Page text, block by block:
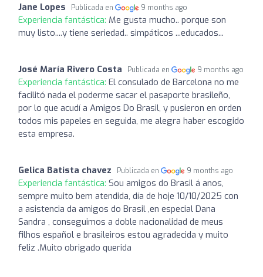
Jane Lopes Publicada en 9 months ago
Experiencia fantástica: Me gusta mucho.. porque son
muy listo....y tiene seriedad.. simpáticos ...educados...
José María Rivero Costa Publicada en 9 months ago
Experiencia fantástica: El consulado de Barcelona no me
facilitó nada el poderme sacar el pasaporte brasileño,
por lo que acudí a Amigos Do Brasil, y pusieron en orden
todos mis papeles en seguida, me alegra haber escogido
esta empresa.
Gelica Batista chavez Publicada en 9 months ago
Experiencia fantástica: Sou amigos do Brasil á anos,
sempre muito bem atendida, día de hoje 10/10/2025 con
a asistencia da amigos do Brasil ,en especial Dana
Sandra , conseguimos a doble nacionalidad de meus
filhos español e brasileiros estou agradecida y muito
feliz .Muito obrigado querida